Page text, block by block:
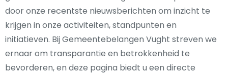
door onze recentste nieuwsberichten om inzicht te
krijgen in onze activiteiten, standpunten en
initiatieven. Bij Gemeentebelangen Vught streven we
ernaar om transparantie en betrokkenheid te
bevorderen, en deze pagina biedt u een directe